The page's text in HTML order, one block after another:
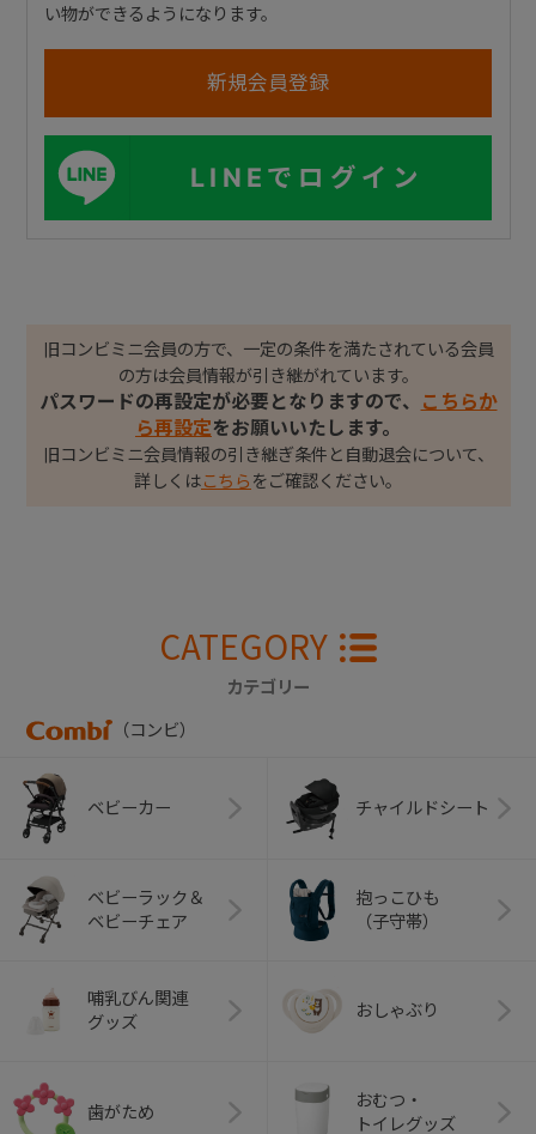
い物ができるようになります。
LINEでログイン
旧コンビミニ会員の方で、一定の条件を満たされている会員
の方は会員情報が引き継がれています。
パスワードの再設定が必要となりますので、
こちらか
ら再設定をお願いいたします。
旧コンビミニ会員情報の引き継ぎ条件と自動退会について、
詳しくはこちら をご確認ください。
CATEGORY
カテゴリー
（コンビ）
ベビーカー チャイルドシート
ベビーラック＆
ベビーチェア
抱っこひも
（子守帯）
哺乳びん関連
グッズ
おしゃぶり
歯がため
おむつ・
トイレグッズ